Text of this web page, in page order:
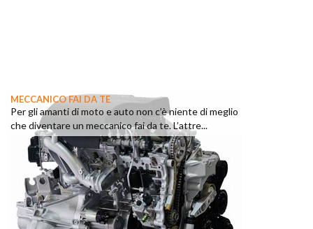
MECCANICO FAI DA TE
Per gli amanti di moto e auto non c’è niente di meglio
che diventare un meccanico fai da te. L’attre...